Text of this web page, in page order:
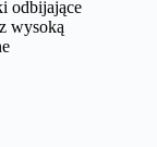
odbijające
wysoką